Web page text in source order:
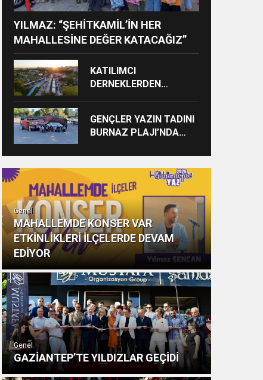
YILMAZ: “ŞEHİTKAMİL’İN HER
MAHALLESİNE DEĞER KATACAĞIZ”
KATILIMCI
DERNEKLERDEN
GENÇLER YAZIN TADINI
BURNAZ PLAJI’NDA
Genel
MAHALLEMDE KONSER VAR
ETKİNLİKLERİ İLÇELERDE DEVAM
EDİYOR
Genel
GAZİANTEP’TE YILDIZLAR GEÇİDİ